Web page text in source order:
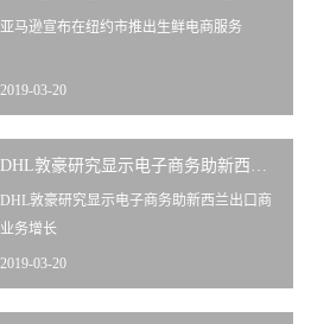
亚马逊宣布在纽约市推出生鲜电商服务
2019-03-20
DHL敦豪研究显示电子商务助新西兰出口商
业务增长
2019-03-20